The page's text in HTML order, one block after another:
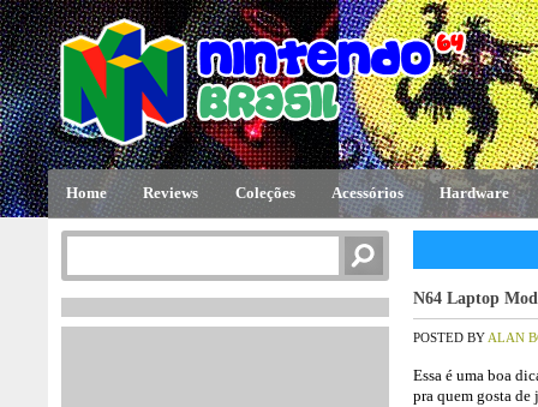
Home Reviews Coleções Acessórios Hardware
N64 Laptop Mod
POSTED BY ALAN
Essa é uma boa
pra quem gosta